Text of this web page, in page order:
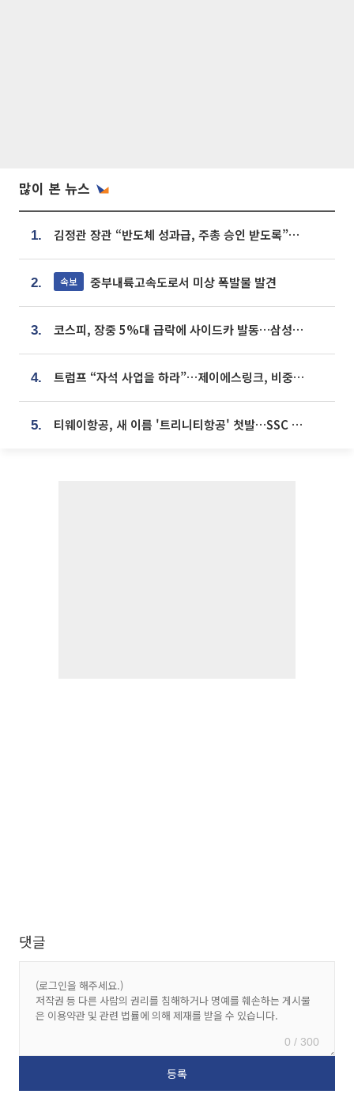
많이 본 뉴스
1. 김정관 장관 “반도체 성과급, 주총 승인 받도록”…상법·자본시장법 개정 시사
2. 속보 중부내륙고속도로서 미상 폭발물 발견
3. 코스피, 장중 5%대 급락에 사이드카 발동…삼성·SK 동반 폭락
4. 트럼프 “자석 사업을 하라”…제이에스링크, 비중국 영구자석 공급망 구축 속도
5. 티웨이항공, 새 이름 '트리니티항공' 첫발…SSC 전략 본격화
댓글
0 / 300